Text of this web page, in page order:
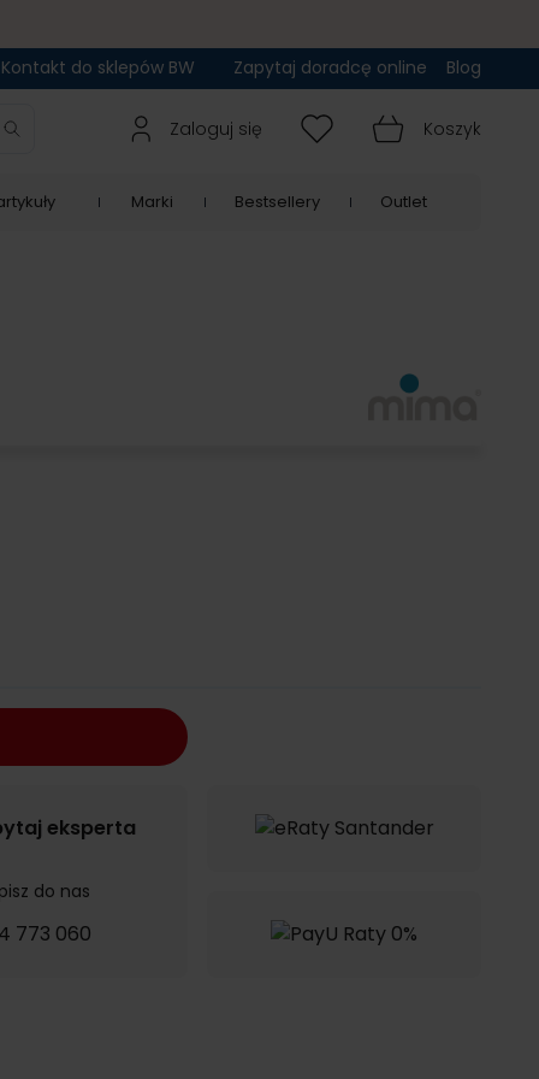
Kontakt do sklepów BW Zapytaj doradcę online Blog
Zaloguj się Koszyk
Marki Bestsellery Outlet
eksperta
do nas
773 060